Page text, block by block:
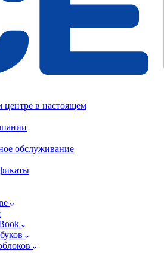
центре в настоящем
обслуживание